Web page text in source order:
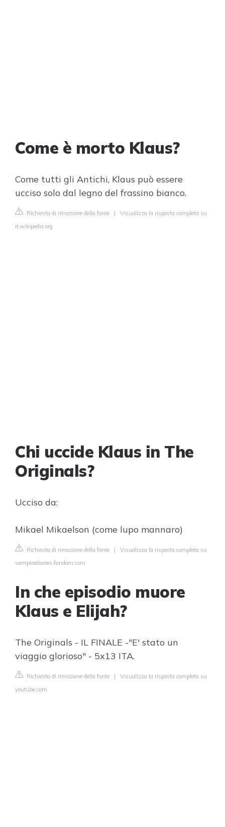
Come è morto Klaus?
Come tutti gli Antichi, Klaus può essere
ucciso solo dal legno del frassino bianco.
Richiesta di rimozione della fonte | Visualizza la risposta completa su
it.wikipedia.org
Chi uccide Klaus in The
Originals?
Ucciso da:
Mikael Mikaelson (come lupo mannaro)
Richiesta di rimozione della fonte | Visualizza la risposta completa su
vampirediaries.fandom.com
In che episodio muore
Klaus e Elijah?
The Originals - IL FINALE -"E' stato un
viaggio glorioso" - 5x13 ITA.
Richiesta di rimozione della fonte | Visualizza la risposta completa su
youtube.com